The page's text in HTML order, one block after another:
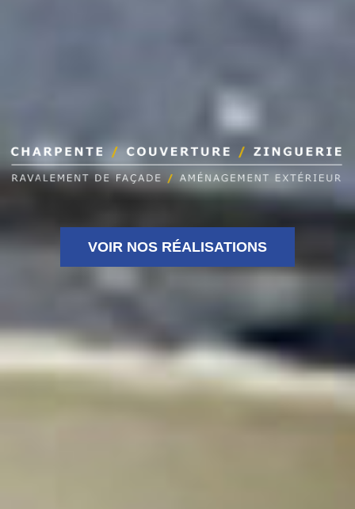
VOIR NOS RÉALISATIONS